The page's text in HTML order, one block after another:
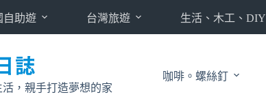
自助遊 台灣旅遊 生活、木工、DIY
，親手打造夢想的家
咖啡。螺絲釘